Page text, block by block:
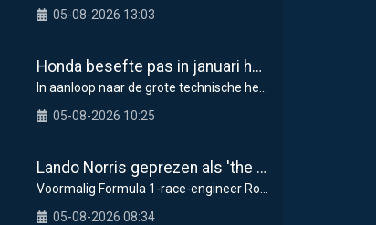
05-08-2026 13:03
Honda besefte pas in januari hoe groot de F1-problemen waren
05-08-2026 10:25
Lando Norris geprezen als 'the real deal' om mentale weerbaarheid
05-08-2026 08:34